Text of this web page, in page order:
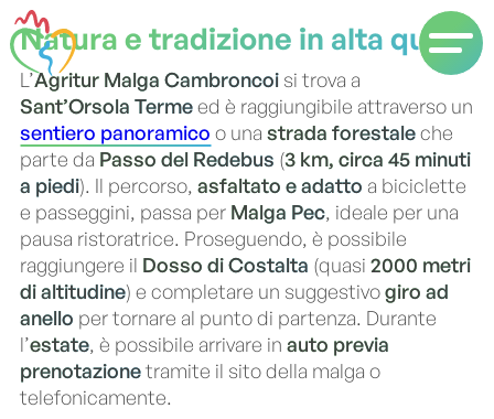
Natura e tradizione in alta quota
L’Agritur Malga Cambroncoi si trova a
Sant’Orsola Termeed è raggiungibile attraverso un
sentiero panoramico o una strada forestaleche
parte da Passo del Redebus (3 km, circa 45 minuti
a piedi). Il percorso, asfaltato e adatto a biciclette
e passeggini, passa per Malga Pec, ideale per una
pausa ristoratrice. Proseguendo, è possibile
raggiungere il Dosso di Costalta (quasi 2000 metri
di altitudine) e completare un suggestivogiro ad
anello per tornare al punto di partenza. Durante
l’estate, è possibile arrivare in auto previa
prenotazionetramite il sito della malga o
telefonicamente.